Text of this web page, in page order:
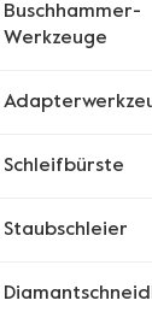
Buschhammer-
Werkzeuge
Schleifbürste
Staubschleier